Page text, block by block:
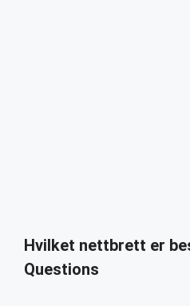
Hvilket nettbrett er
Questions